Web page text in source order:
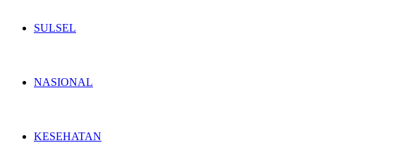
SULSEL
NASIONAL
KESEHATAN